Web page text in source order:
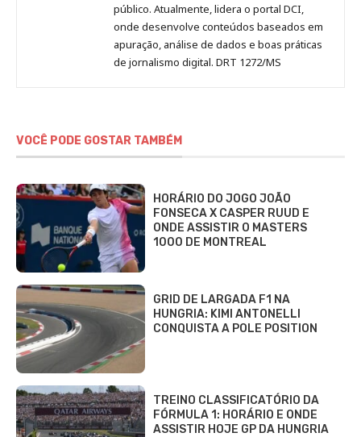
público. Atualmente, lidera o portal DCI,
onde desenvolve conteúdos baseados em
apuração, análise de dados e boas práticas
de jornalismo digital. DRT 1272/MS
VOCÊ PODE GOSTAR TAMBÉM
HORÁRIO DO JOGO JOÃO
FONSECA X CASPER RUUD E
ONDE ASSISTIR O MASTERS
1000 DE MONTREAL
GRID DE LARGADA F1 NA
HUNGRIA: KIMI ANTONELLI
CONQUISTA A POLE POSITION
TREINO CLASSIFICATÓRIO DA
FÓRMULA 1: HORÁRIO E ONDE
ASSISTIR HOJE GP DA HUNGRIA